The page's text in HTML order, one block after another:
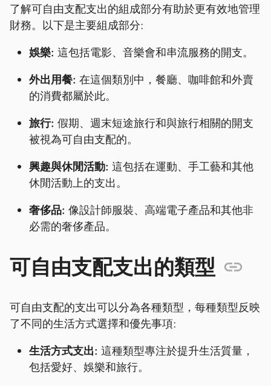
了解可自由支配支出的組成部分有助於更有效地管理
財務。以下是主要組成部分:
娛樂: 這包括電影、音樂會和串流服務的開支。
外出用餐: 在這個類別中，餐廳、咖啡館和外賣
的消費都屬於此。
旅行: 假期、週末短途旅行和與旅行相關的開支
被視為可自由支配的。
興趣與休閒活動: 這包括在運動、手工藝和其他
休閒活動上的支出。
奢侈品: 像設計師服裝、高端電子產品和其他非
必需的奢侈產品。
可自由支配支出的類型
可自由支配的支出可以分為各種類型，每種類型反映
了不同的生活方式選擇和優先事項:
生活方式支出: 這種類型專注於提升生活質量，
包括愛好、娛樂和旅行。